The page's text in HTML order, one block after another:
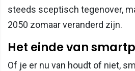
steeds sceptisch tegenover,
2050 zomaar veranderd zijn.
Het einde van
Of je er nu van houdt of niet,